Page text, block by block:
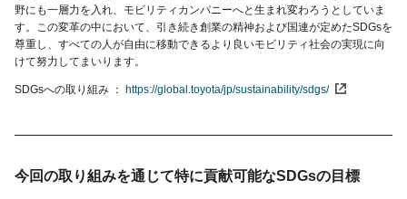
野にも一層力を入れ、モビリティカンパニーへと生まれ変わろうとしていま
す。この変革の中において、引き続き創業の精神および国連が定めたSDGsを
尊重し、すべての人が自由に移動できるより良いモビリティ社会の実現に向
けて努力してまいります。
SDGsへの取り組み https://global.toyota/jp/sustainability/sdgs/
今回の取り組みを通じて特に貢献可能なSDGsの目標